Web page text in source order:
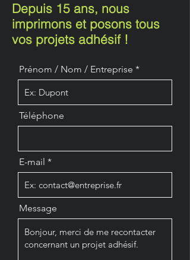
Depuis 15 ans, nous
imprimons et posons tous
vos projets adhésif !
Prénom / Nom / Entreprise
Téléphone
E-mail
Message